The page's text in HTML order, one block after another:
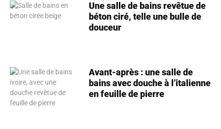
Une salle de bains revêtue de
béton ciré, telle une bulle de
douceur
Avant-après : une salle de
bains avec douche à l’italienne
en feuille de pierre